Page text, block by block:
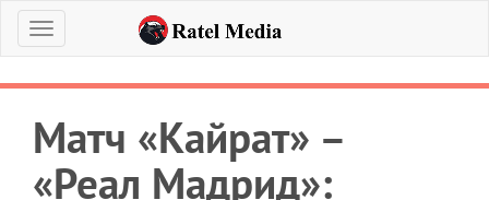
Меню
Матч «Кайрат» –
«Реал Мадрид»: